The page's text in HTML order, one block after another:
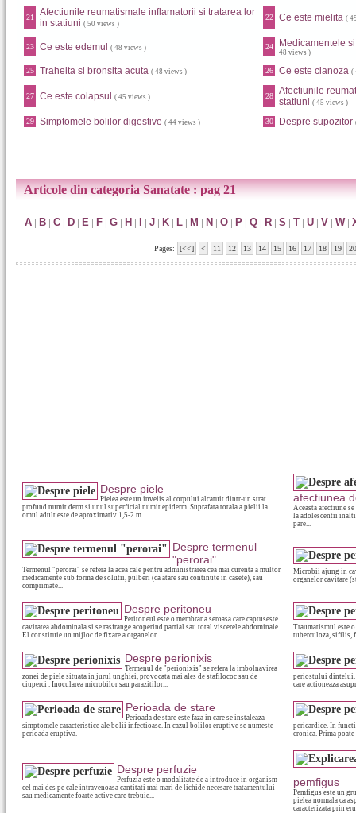
21
Afectiunile reumatismale inflamatorii si tratarea lor
in statiuni ( 50 views )
22 Ce este mielita (
23 Ce este edemul ( 48 views ) 24 Medicamentele
48 views )
25 Traheita si bronsita acuta ( 48 views ) 26 Ce este cianoza (
27 Ce este colapsul ( 45 views ) 28
Afectiunile
statiuni ( 45 views )
29 Simptomele bolilor digestive ( 44 views ) 30 Despre supozitor
Articole din categoria Sanatate : pag 21
A | B | C | D | E | F | G | H | | J | K | L | M | N | O | P | Q | R | S | T | U | V | W|
Pages: [<<] < 11 12 13 14 15 16 17 18 19 20
Despre piele
Pielea este un invelis al corpului alcatuit dintr-un strat
profund numit derm si unul superficial numit epiderm. Suprafata totala a pielii la
omul adult este de aproximativ 1,5-2 m...
afectiunea
Aceasta afectiune
la adolescentii
pare...
Despre termenul
"perorai"
Termenul "perorai" se refera la acea cale pentru administrarea cea mai curenta a multor
medicamente sub forma de solutii, pulberi (ca atare sau continute in casete), sau
comprimate...
Microbii ajung in
organelor cavitare
Despre peritoneu
Peritoneul este o membrana seroasa care captuseste
cavitatea abdominala si se rasfrange acoperind partial sau total viscerele abdominale.
El constituie un mijloc de fixare a organelor...
Traumatismul este
tuberculoza, sifilis,
Despre perionixis
Termenul de "perionixis" se refera la imbolnavirea
zonei de piele situata in jurul unghiei, provocata mai ales de stafilococ sau de
ciuperci . Inocularea microbilor sau parazitilor...
periostului dintelui.
care actioneaza
Perioada de stare
Perioada de stare este faza in care se instaleaza
simptomele caracteristice ale bolii infectioase. In cazul bolilor eruptive se numeste
perioada eruptiva.
pericardice. In
cronica. Prima
Despre perfuzie
Perfuzia este o modalitate de a introduce in organism
cel mai des pe cale intravenoasa cantitati mai mari de lichide necesare tratamentului
sau medicamente foarte active care trebuie...
pemfigus
Pemfigus este un
pielea normala ca
caracterizata prin